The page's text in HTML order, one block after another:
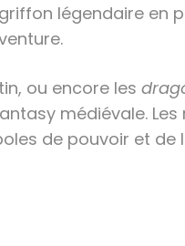
légendaire en
ou encore les
médiévale.
de pouvoir et de